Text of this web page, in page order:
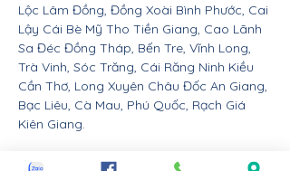
Lộc Lâm Đồng, Đồng Xoài Bình Phước, Cai
Lậy Cái Bè Mỹ Tho Tiền Giang, Cao Lãnh
Sa Đéc Đồng Tháp, Bến Tre, Vĩnh Long,
Trà Vinh, Sóc Trăng, Cái Răng Ninh Kiều
Cần Thơ, Long Xuyên Châu Đốc An Giang,
Bạc Liêu, Cà Mau, Phú Quốc, Rạch Giá
Kiên Giang.
Nội thất Linco giao hàng cho các huyện,